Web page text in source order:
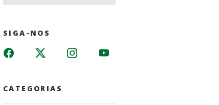
SIGA-NOS
CATEGORIAS